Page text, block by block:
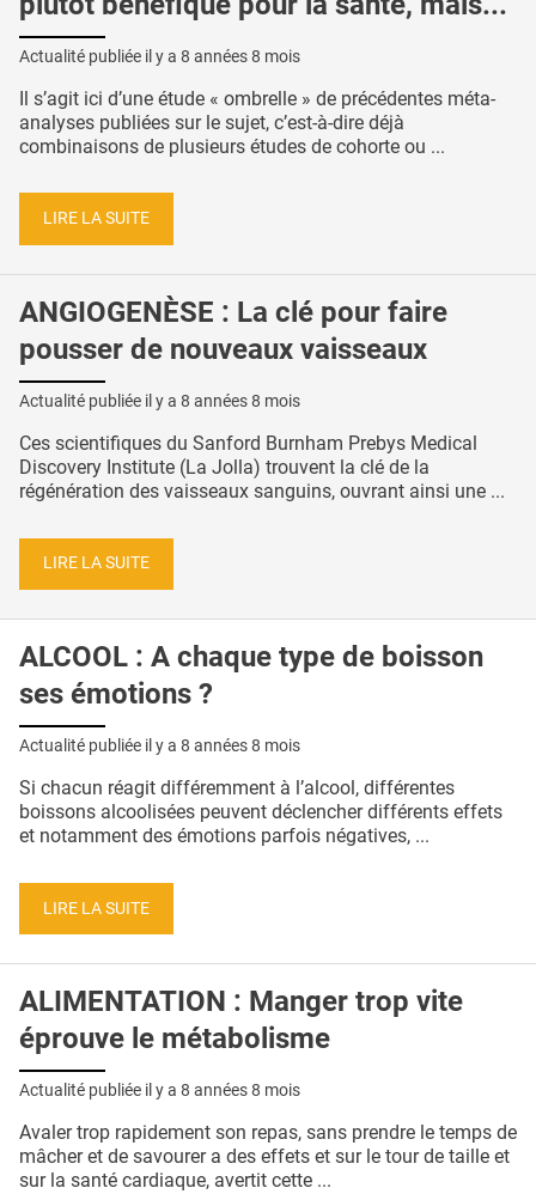
Actualité publiée il y a 8 années 8 mois
Il s’agit ici d’une étude « ombrelle » de précédentes méta-
analyses publiées sur le sujet, c’est-à-dire déjà
combinaisons de plusieurs études de cohorte ou ...
LIRE LA SUITE
ANGIOGENÈSE : La clé pour faire
pousser de nouveaux vaisseaux
Actualité publiée il y a 8 années 8 mois
Ces scientifiques du Sanford Burnham Prebys Medical
Discovery Institute (La Jolla) trouvent la clé de la
régénération des vaisseaux sanguins, ouvrant ainsi une ...
LIRE LA SUITE
ALCOOL : A chaque type de boisson
ses émotions ?
Actualité publiée il y a 8 années 8 mois
Si chacun réagit différemment à l’alcool, différentes
boissons alcoolisées peuvent déclencher différents effets
et notamment des émotions parfois négatives, ...
LIRE LA SUITE
ALIMENTATION : Manger trop vite
éprouve le métabolisme
Actualité publiée il y a 8 années 8 mois
Avaler trop rapidement son repas, sans prendre le temps de
mâcher et de savourer a des effets et sur le tour de taille et
sur la santé cardiaque, avertit cette ...